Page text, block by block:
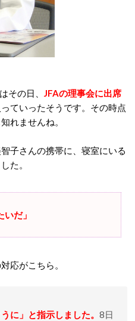
その日、 JFAの理事会に出席
ていったそうです。その時点
れませんね。
子さんの携帯に、寝室にいる
た。
だ」
応がこちら。
に」と指示しました。 8日